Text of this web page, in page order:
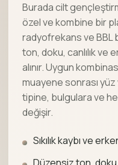
Burada cilt
özel ve kombine bir
radyofrekans ve BBL
ton, doku, canlılık ve
alınır. Uygun
muayene sonrası
tipine, bulgulara ve
değişir.
Sıkılık kaybı ve